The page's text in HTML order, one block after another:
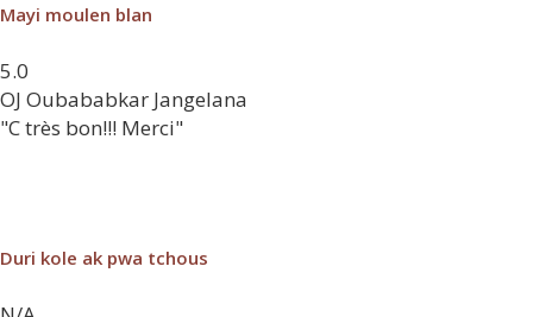
Mayi moulen blan
5.0
OJ Oubababkar Jangelana
"C très bon!!! Merci"
Duri kole ak pwa tchous